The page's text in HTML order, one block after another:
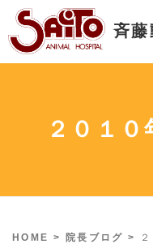
２０１０
HOME > 院長ブログ >